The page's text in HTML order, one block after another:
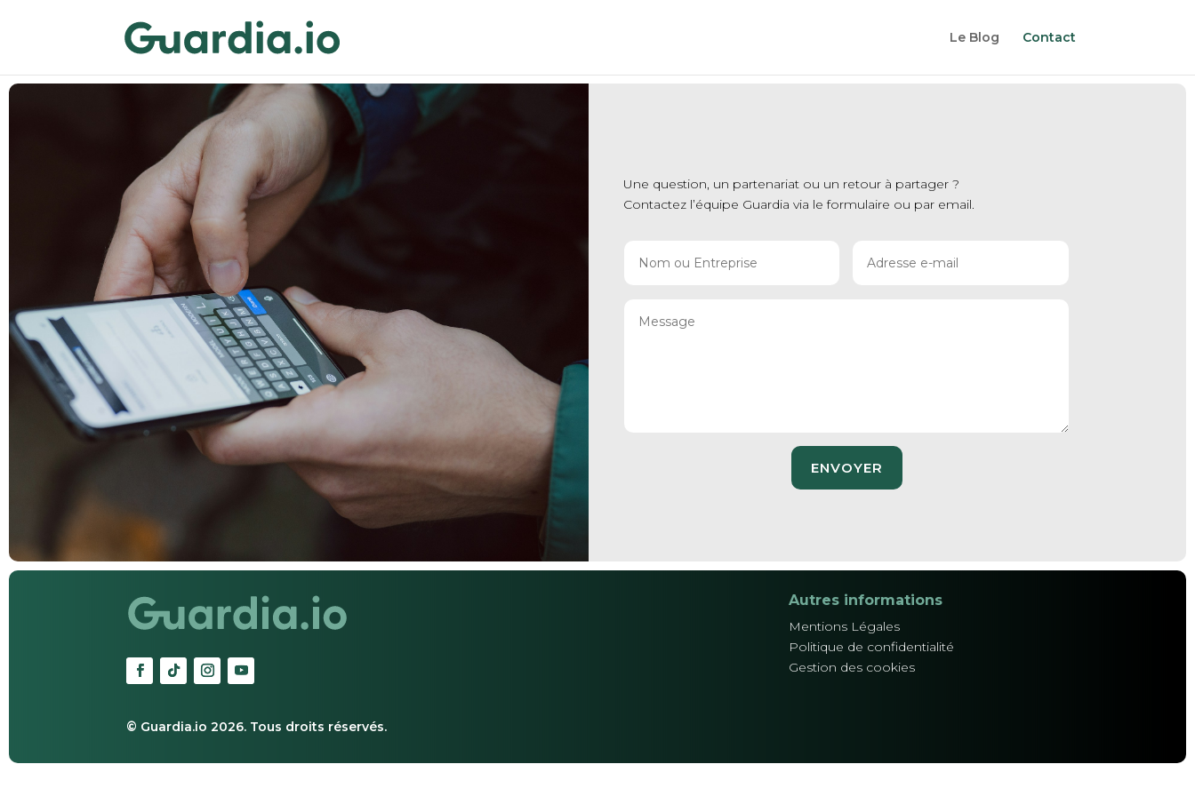
Le Blog Contact
Une question, un partenariat ou un retour à partager ?
Contactez l’équipe Guardia via le formulaire ou par email.
ENVOYER
© Guardia.io 2026. Tous droits réservés.
Autres informations
Mentions Légales
Politique de confidentialité
Gestion des cookies